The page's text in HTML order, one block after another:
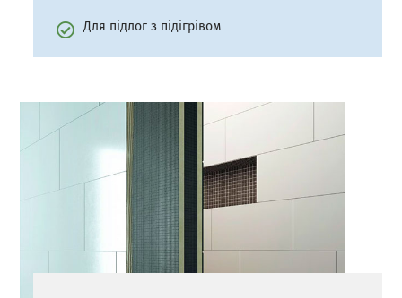
Для підлог з підігрівом